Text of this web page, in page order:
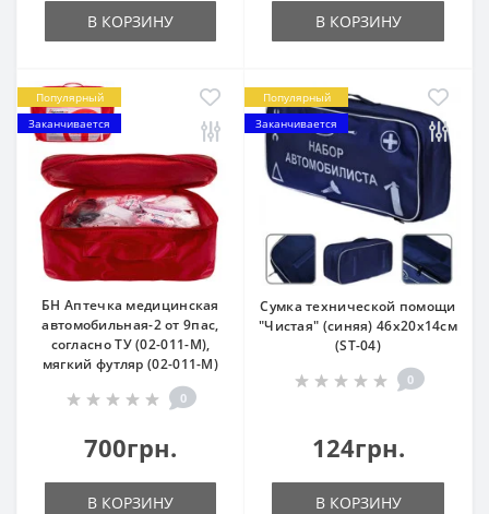
В КОРЗИНУ В КОРЗИНУ
Популярный
Заканчивается
БН Аптечка медицинская
автомобильная-2 от 9пас,
согласно ТУ (02-011-М),
мягкий футляр (02-011-М)
0
700грн.
В КОРЗИНУ
Популярный
Заканчивается
Сумка технической помощи
"Чистая" (синяя) 46х20х14см
(ST-04)
0
124грн.
В КОРЗИНУ